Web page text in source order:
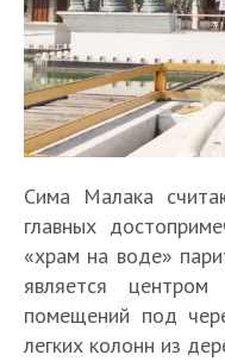
Сима Малака
главных
«храм на воде»
является
помещений под
легких колонн из